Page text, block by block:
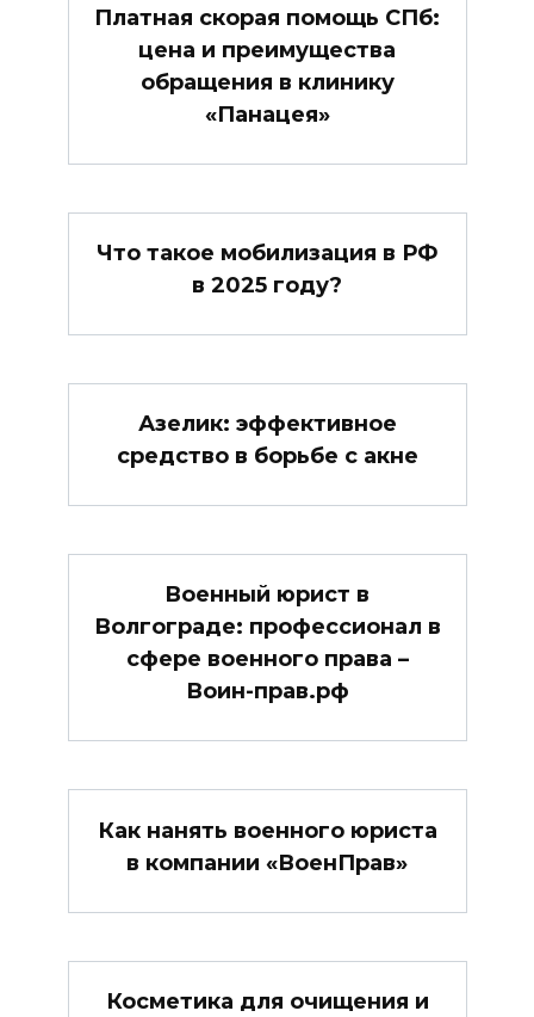
Платная скорая помощь СПб:
цена и преимущества
обращения в клинику
«Панацея»
Что такое мобилизация в РФ
в 2025 году?
Азелик: эффективное
средство в борьбе с акне
Военный юрист в
Волгограде: профессионал в
сфере военного права –
Воин-прав.рф
Как нанять военного юриста
в компании «ВоенПрав»
Косметика для очищения и